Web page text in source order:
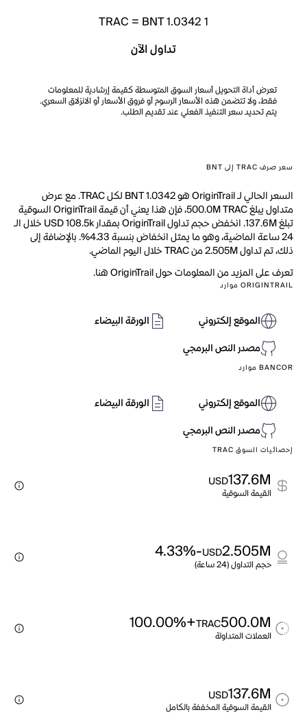
1
TRAC = BNT 1.0342
تداول الآن
تعرض أداة التحويل أسعار السوق المتوسطة كقيمة إرشادية للمعلومات
فقط، ولا تتضمن هذه الأسعار الرسوم أو فروق الأسعار أو الانزلاق السعري.
يتم تحديد سعر التنفيذ الفعلي عند تقديم الطلب.
سعر صرف TRAC إلى BNT
السعر الحالي لـ OriginTrail هو BNT 1.0342 لكل TRAC. مع عرض
متداول يبلغ 500.0M TRAC، فإن هذا يعني أن قيمة OriginTrail السوقية
تبلغ 137.6M. انخفض حجم تداول OriginTrail بمقدار USD 108.5k خلال الـ
24 ساعة الماضية، وهو ما يمثل انخفاض بنسبة 4.33%. بالإضافة إلى
ذلك، تم تداول 2.505M من TRAC خلال اليوم الماضي.
تعرف على المزيد من المعلومات حول OriginTrail هنا.
ORIGINTRAIL موارد
الموقع إلكتروني
الورقة البيضاء
مصدر النص البرمجي
BANCOR موارد
الموقع إلكتروني
الورقة البيضاء
مصدر النص البرمجي
إحصائيات السوق TRAC
137.6M
USD
القيمة السوقية
2.505M
USD
-4.33%
حجم التداول (24 ساعة)
500.0M
TRAC
+100.00%
العملات المتداولة
137.6M
USD
القيمة السوقية المخففة بالكامل